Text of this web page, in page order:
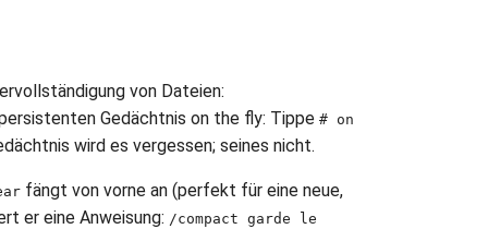
von Dateien:
Gedächtnis on the fly: Tippe # on
wird es vergessen; seines nicht.
fängt von vorne an (perfekt für eine neue,
er eine Anweisung: /compact garde le